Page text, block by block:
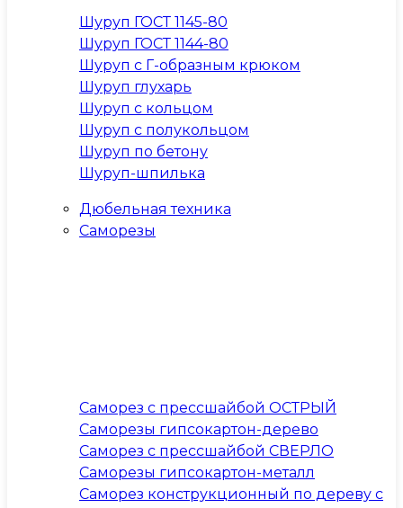
Шуруп ГОСТ 1145-80
Шуруп ГОСТ 1144-80
Шуруп с Г-образным крюком
Шуруп глухарь
Шуруп с кольцом
Шуруп с полукольцом
Шуруп по бетону
Шуруп-шпилька
Дюбельная техника
Саморезы
Саморез с прессшайбой ОСТРЫЙ
Саморезы гипсокартон-дерево
Саморез с прессшайбой СВЕРЛО
Саморезы гипсокартон-металл
Саморез конструкционный по дереву с